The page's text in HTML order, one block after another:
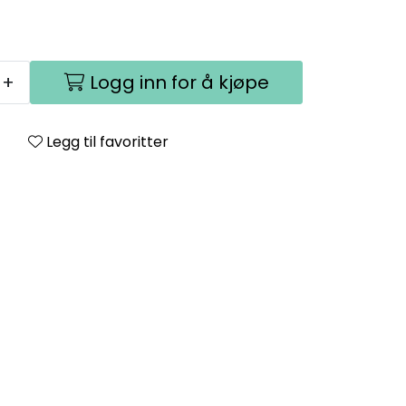
+ Logg inn for å kjøpe
Legg til favoritter